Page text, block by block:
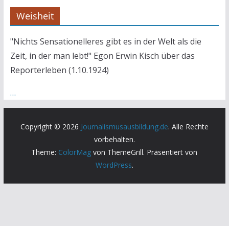
Weisheit
"Nichts Sensationelleres gibt es in der Welt als die
Zeit, in der man lebt!" Egon Erwin Kisch über das
Reporterleben (1.10.1924)
…
Copyright © 2026 Journalismusausbildung.de. Alle Rechte
vorbehalten.
Theme: ColorMag von ThemeGrill. Präsentiert von
WordPress.